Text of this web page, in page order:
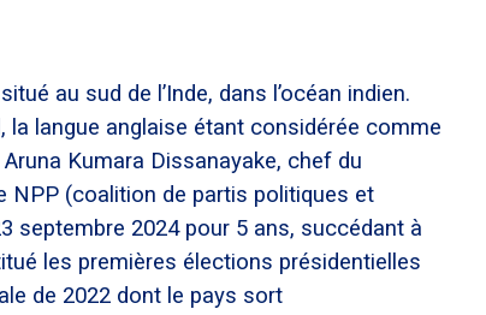
au sud de l’Inde, dans l’océan indien.
langue anglaise étant considérée comme
Kumara Dissanayake, chef du
NPP (coalition de partis politiques et
septembre 2024 pour 5 ans, succédant à
les premières élections présidentielles
de 2022 dont le pays sort